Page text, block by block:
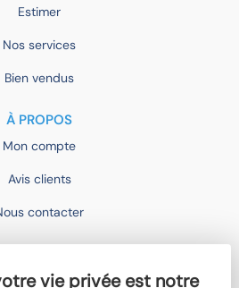
vie privée est notre
Estimer
Nos services
Bien vendus
À PROPOS
Mon compte
Avis clients
contacter
mandataire